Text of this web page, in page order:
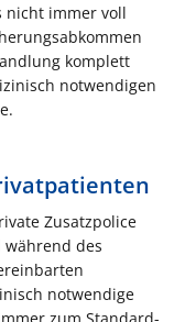
nicht immer voll
komplett
notwendigen
Zusatzpolice
des
notwendige
zum Standard-